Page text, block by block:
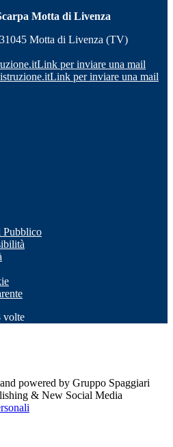
Motta di Livenza
Motta di Livenza (TV)
Link per inviare una mail
Link per inviare una mail
volte
powered by Gruppo Spaggiari
& New Social Media